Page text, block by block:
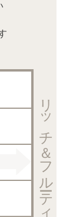
リッチ＆フルーティー